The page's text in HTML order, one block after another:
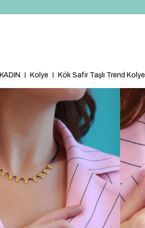
KADIN Kolye Kök Safir Taşlı Trend Kolye